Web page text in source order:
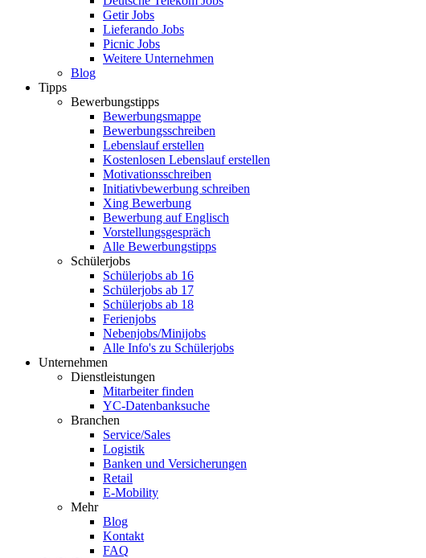
Getir Jobs
Lieferando Jobs
Picnic Jobs
Weitere Unternehmen
Blog
Tipps
Bewerbungstipps
Bewerbungsmappe
Bewerbungsschreiben
Lebenslauf erstellen
Kostenlosen Lebenslauf erstellen
Motivationsschreiben
Initiativbewerbung schreiben
Xing Bewerbung
Bewerbung auf Englisch
Vorstellungsgespräch
Alle Bewerbungstipps
Schülerjobs
Schülerjobs ab 16
Schülerjobs ab 17
Schülerjobs ab 18
Ferienjobs
Nebenjobs/Minijobs
Alle Info's zu Schülerjobs
Unternehmen
Dienstleistungen
Mitarbeiter finden
YC-Datenbanksuche
Branchen
Service/Sales
Logistik
Banken und Versicherungen
Retail
E-Mobility
Mehr
Blog
Kontakt
FAQ